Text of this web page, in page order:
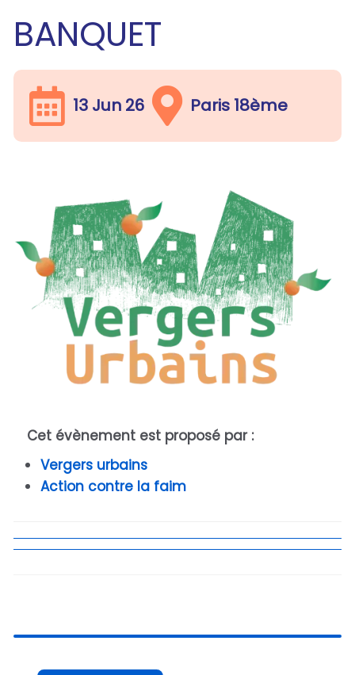
BANQUET
13 Jun 26 Paris 18ème
Cet évènement est proposé par :
Vergers urbains
Action contre la faim